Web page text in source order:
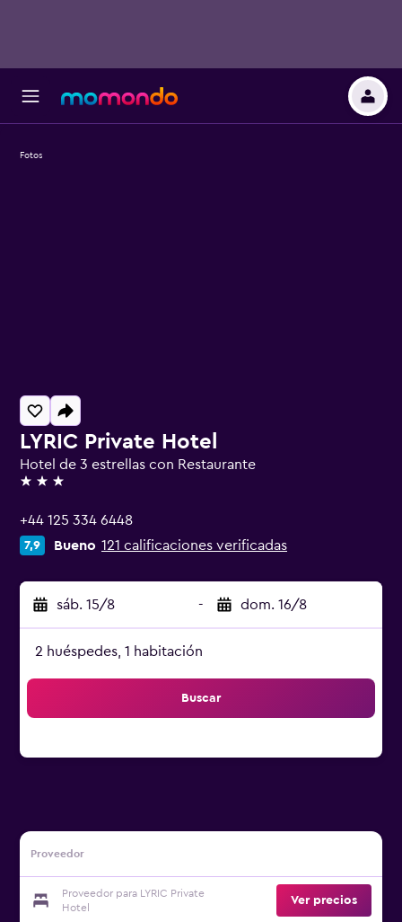
LYRIC Private Hotel
Hotel de 3 estrellas con Restaurante
3 estrellas
+44 125 334 6448
7,9 Bueno 121 calificaciones verificadas
sáb. 15/8 - dom. 16/8
2 huéspedes, 1 habitación
Buscar
Proveedor
Proveedor para LYRIC Private
Hotel
Ver precios
Fotos